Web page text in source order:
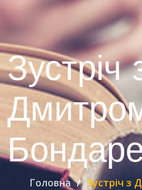
Зустріч
Головна Зустріч з